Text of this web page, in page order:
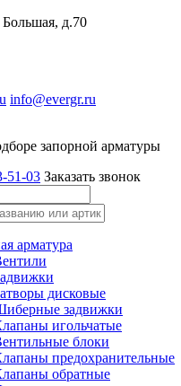
Большая, д.70
info@evergr.ru
запорной арматуры
51-03 Заказать звонок
арматура
дисковые
задвижки
игольчатые
блоки
предохранительные
обратные